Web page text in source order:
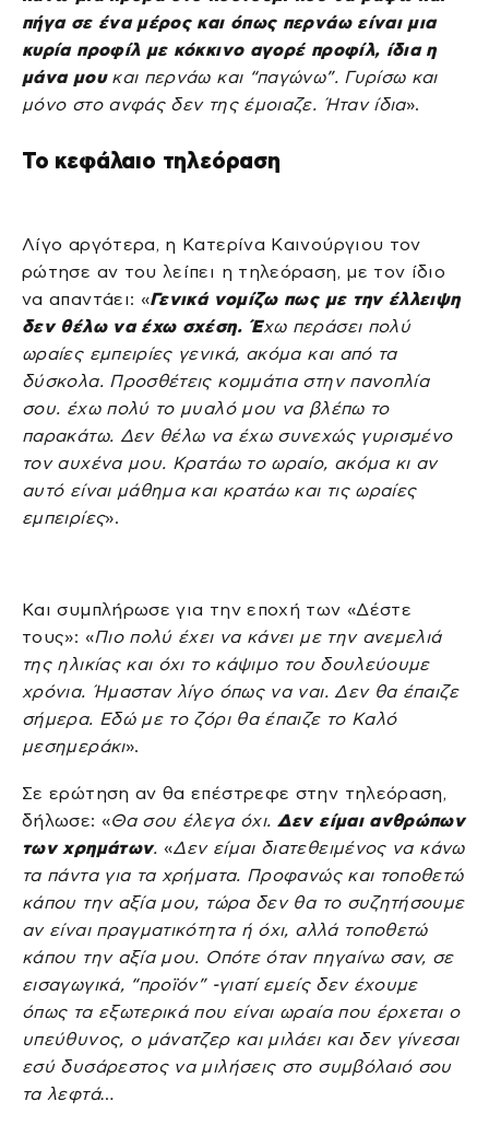
πήγα σε ένα μέρος και όπως περνάω είναι μια
κυρία προφίλ με κόκκινο αγορέ προφίλ, ίδια η
μάνα μου και περνάω και “παγώνω”. Γυρίσω και
μόνο στο ανφάς δεν της έμοιαζε. Ήταν ίδια».
Το κεφάλαιο τηλεόραση
Λίγο αργότερα, η Κατερίνα Καινούργιου τον
ρώτησε αν του λείπει η τηλεόραση, με τον ίδιο
να απαντάει: «Γενικά νομίζω πως με την έλλειψη
δεν θέλω να έχω σχέση. Έχω περάσει πολύ
ωραίες εμπειρίες γενικά, ακόμα και από τα
δύσκολα. Προσθέτεις κομμάτια στην πανοπλία
σου. έχω πολύ το μυαλό μου να βλέπω το
παρακάτω. Δεν θέλω να έχω συνεχώς γυρισμένο
τον αυχένα μου. Κρατάω το ωραίο, ακόμα κι αν
αυτό είναι μάθημα και κρατάω και τις ωραίες
εμπειρίες».
Και συμπλήρωσε για την εποχή των «Δέστε
τους»: «Πιο πολύ έχει να κάνει με την ανεμελιά
της ηλικίας και όχι το κάψιμο του δουλεύουμε
χρόνια. Ήμασταν λίγο όπως να ναι. Δεν θα έπαιζε
σήμερα. Εδώ με το ζόρι θα έπαιζε το Καλό
μεσημεράκι».
Σε ερώτηση αν θα επέστρεφε στην τηλεόραση,
δήλωσε: «Θα σου έλεγα όχι. Δεν είμαι ανθρώπων
των χρημάτων. «Δεν είμαι διατεθειμένος να κάνω
τα πάντα για τα χρήματα. Προφανώς και τοποθετώ
κάπου την αξία μου, τώρα δεν θα το συζητήσουμε
αν είναι πραγματικότητα ή όχι, αλλά τοποθετώ
κάπου την αξία μου. Οπότε όταν πηγαίνω σαν, σε
εισαγωγικά, “προϊόν” -γιατί εμείς δεν έχουμε
όπως τα εξωτερικά που είναι ωραία που έρχεται ο
υπεύθυνος, ο μάνατζερ και μιλάει και δεν γίνεσαι
εσύ δυσάρεστος να μιλήσεις στο συμβόλαιό σου
τα λεφτά…